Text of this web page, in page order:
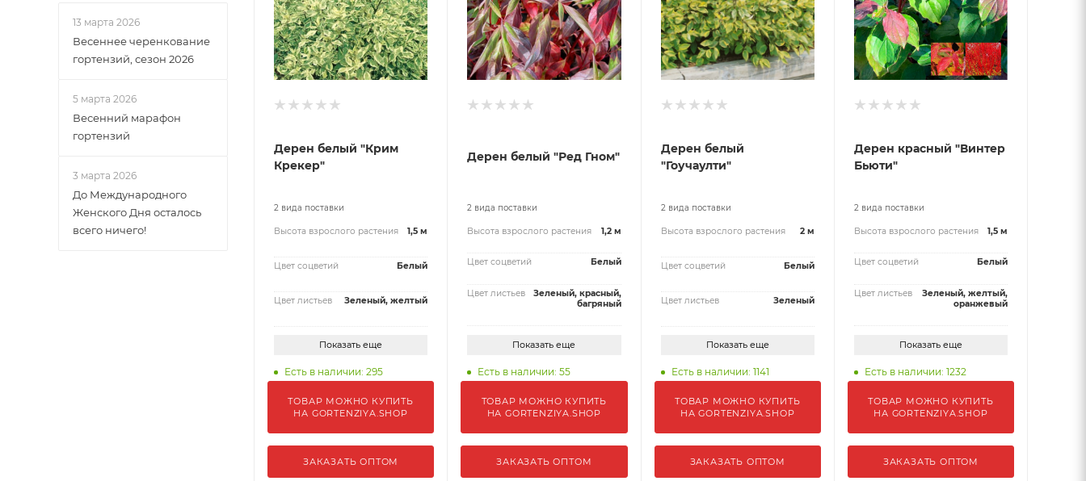
Дерен белый "Крим
Крекер"
2 вида поставки
Высота взрослого растения 1,5 м
Цвет соцветий Белый
Цвет листьев Зеленый, желтый
Показать еще
Есть в наличии: 295
ТОВАР МОЖНО КУПИТЬ
НА GORTENZIYA.SHOP
ЗАКАЗАТЬ ОПТОМ
Дерен белый "Ред Гном"
2 вида поставки
Высота взрослого растения 1,2 м
Цвет соцветий Белый
Цвет листьев
Зеленый, красный,
багряный
Показать еще
Есть в наличии: 55
ТОВАР МОЖНО КУПИТЬ
НА GORTENZIYA.SHOP
ЗАКАЗАТЬ ОПТОМ
Дерен белый
"Гоучаулти"
2 вида поставки
Высота взрослого растения 2 м
Цвет соцветий Белый
Цвет листьев Зеленый
Показать еще
Есть в наличии: 1141
ТОВАР МОЖНО КУПИТЬ
НА GORTENZIYA.SHOP
ЗАКАЗАТЬ ОПТОМ
Дерен красный "Винтер
Бьюти"
2 вида поставки
Высота взрослого растения 1,5 м
Цвет соцветий Белый
Цвет листьев
Зеленый, желтый,
оранжевый
Показать еще
Есть в наличии: 1232
ТОВАР МОЖНО КУПИТЬ
НА GORTENZIYA.SHOP
ЗАКАЗАТЬ ОПТОМ
13 марта 2026
Весеннее черенкование
гортензий, сезон 2026
5 марта 2026
Весенний марафон
гортензий
3 марта 2026
До Международного
Женского Дня осталось
всего ничего!